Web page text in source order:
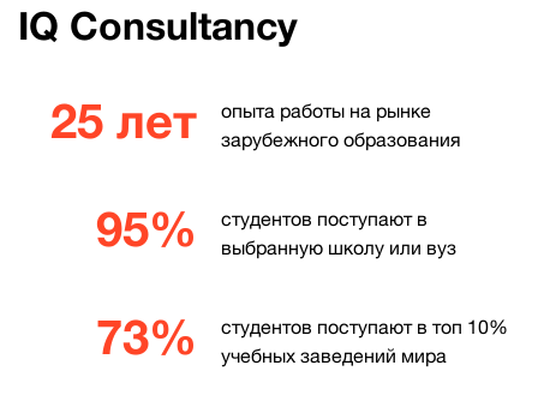
IQ Consultancy
25 лет
опыта работы на рынке
зарубежного образования
95%
студентов поступают в
выбранную школу или вуз
73%
студентов поступают в топ 10%
учебных заведений мира